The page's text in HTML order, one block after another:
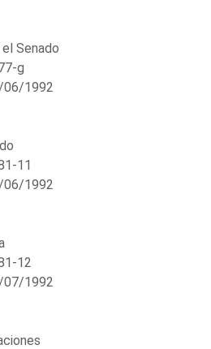
Senado
g
06/1992
11
06/1992
12
07/1992